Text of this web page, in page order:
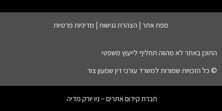
מפת אתר | הצהרת נגישות | מדיניות פרטיות
התוכן באתר לא מהווה תחליף לייעוץ משפטי
© כל הזכויות שמורות למשרד עורכי דין שמעון צור
חברת קידום אתרים – ניו יורק מדיה